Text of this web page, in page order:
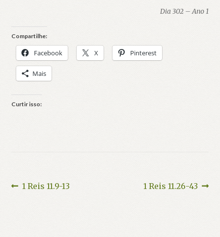
Dia 302 – Ano 1
Compartilhe:
Facebook X Pinterest
Mais
Curtir isso:
Navegação
Post
1 Reis 11.9-13
Próximo
1 Reis 11.26-43